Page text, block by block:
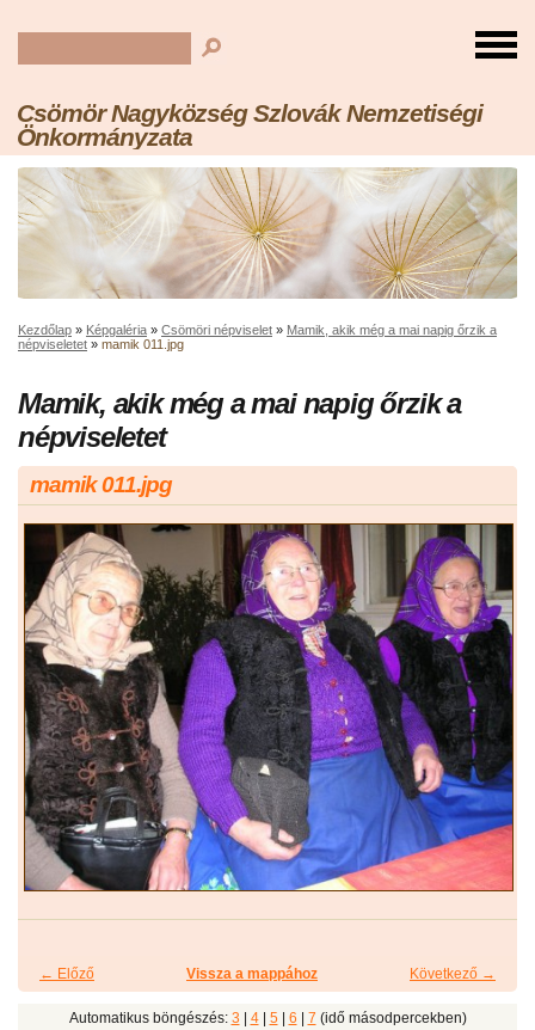
Csömör Nagyközség Szlovák Nemzetiségi
Önkormányzata
Kezdőlap » Képgaléria » Csömöri népviselet » Mamik, akik még a mai napig őrzik a
népviseletet » mamik 011.jpg
Mamik, akik még a mai napig őrzik a
népviseletet
mamik 011.jpg
← Előző Következő →
Vissza a mappához
Automatikus böngészés: 3 4| 5| 6 7 (idő másodpercekben)